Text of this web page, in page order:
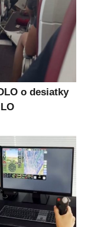
o desiatky